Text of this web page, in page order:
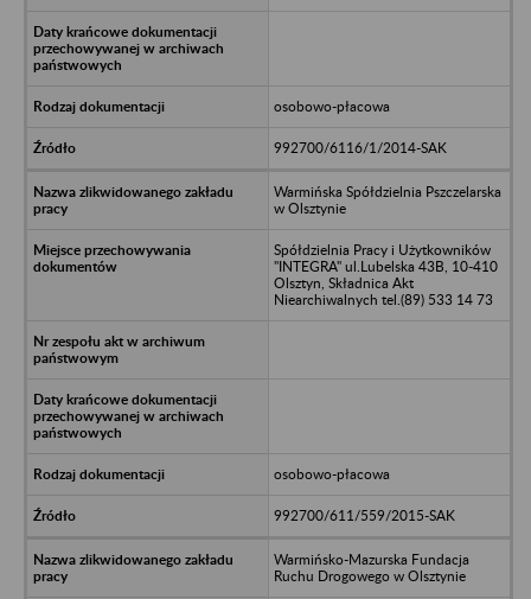
osobowo-płacowa
992700/6116/1/2014-SAK
Warmińska Spółdzielnia Pszczelarska
w Olsztynie
Spółdzielnia Pracy i Użytkowników
"INTEGRA" ul.Lubelska 43B, 10-410
Olsztyn, Składnica Akt
Niearchiwalnych tel.(89) 533 14 73
osobowo-płacowa
992700/611/559/2015-SAK
Warmińsko-Mazurska Fundacja
Ruchu Drogowego w Olsztynie